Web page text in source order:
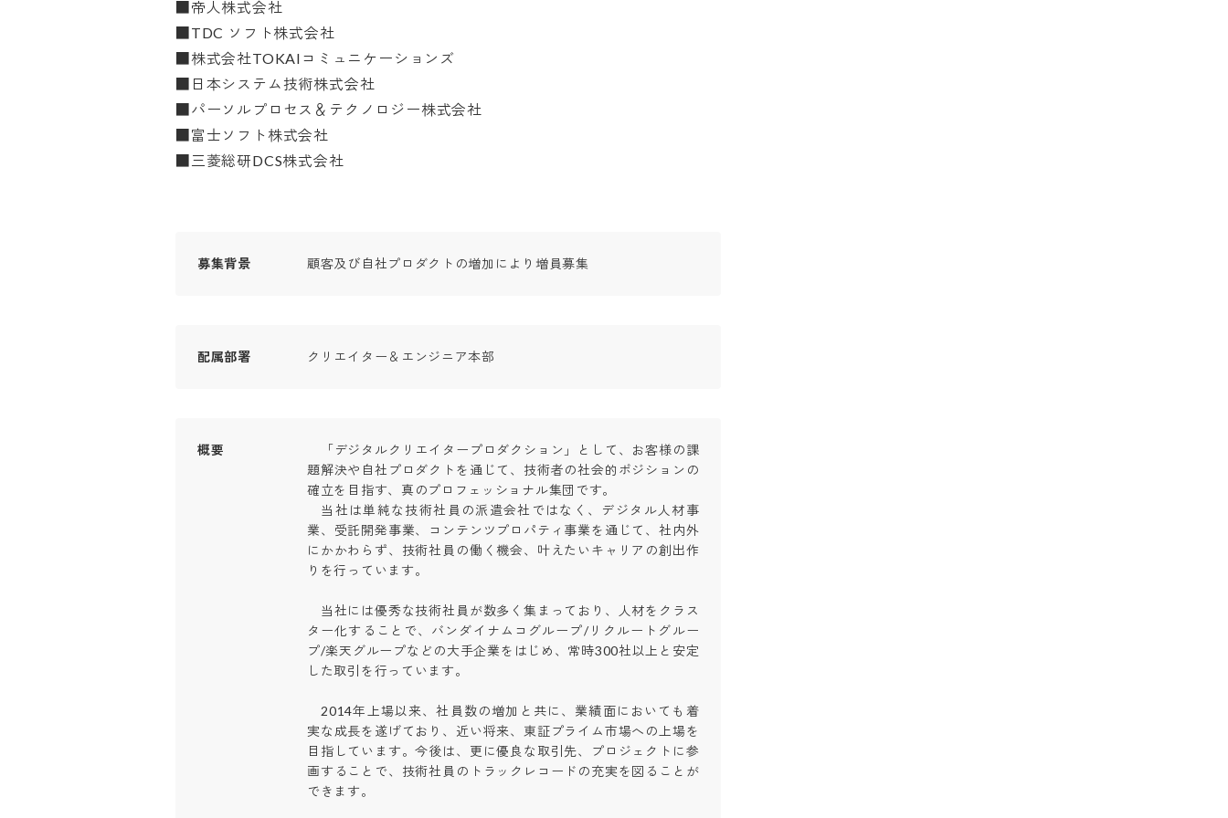
■帝人株式会社
■TDC ソフト株式会社
■株式会社TOKAIコミュニケーションズ
■日本システム技術株式会社
■パーソルプロセス＆テクノロジー株式会社
■富士ソフト株式会社
■三菱総研DCS株式会社
募集背景 顧客及び自社プロダクトの増加により増員募集
配属部署 クリエイター＆エンジニア本部
概要
「デジタルクリエイタープロダクション」として、お客様の課
題解決や自社プロダクトを通じて、技術者の社会的ポジションの
確立を目指す、真のプロフェッショナル集団です。
当社は単純な技術社員の派遣会社ではなく、デジタル人材事
業、受託開発事業、コンテンツプロパティ事業を通じて、社内外
にかかわらず、技術社員の働く機会、叶えたいキャリアの創出作
りを行っています。
当社には優秀な技術社員が数多く集まっており、人材をクラス
ター化することで、バンダイナムコグループ/リクルートグルー
プ/楽天グループなどの大手企業をはじめ、常時300社以上と安定
した取引を行っています。
2014年上場以来、社員数の増加と共に、業績面においても着
実な成長を遂げており、近い将来、東証プライム市場への上場を
目指しています。今後は、更に優良な取引先、プロジェクトに参
画することで、技術社員のトラックレコードの充実を図ることが
できます。